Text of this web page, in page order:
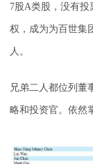
7股A类股，没有投
权，成为为百世集
人。
兄弟二人都位列董
略和投资官。依然